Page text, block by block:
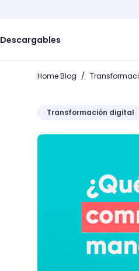
Descargables
Home Blog /
Transformación digital
¿Qué es un